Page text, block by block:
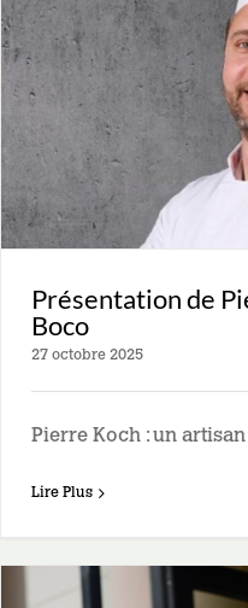
Présentation de
Boco
27 octobre 2025
Pierre Koch : un
Lire Plus